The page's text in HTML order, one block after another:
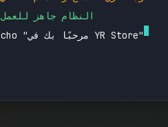
✔ النظام جاهز للعمل
echo "مرحبًا بك في YR Store"